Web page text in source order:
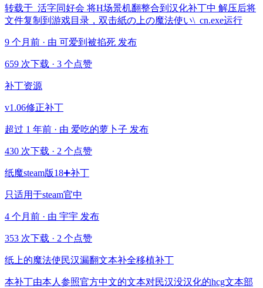
转载于 活字同好会 将H场景机翻整合到汉化补丁中 解压后将
文件复制到游戏目录，双击紙の上の魔法使い\_cn.exe运行
9 个月前 · 由 可爱到被掐死 发布
659 次下载 · 3 个点赞
补丁资源
v1.06修正补丁
超过 1 年前 · 由 爱吃的萝卜子 发布
430 次下载 · 2 个点赞
纸魔steam版18➕补丁
只适用于steam官中
4 个月前 · 由 宇宇 发布
353 次下载 · 2 个点赞
纸上的魔法使民汉漏翻文本补全移植补丁
本补丁由本人参照官方中文的文本对民汉没汉化的hcg文本部